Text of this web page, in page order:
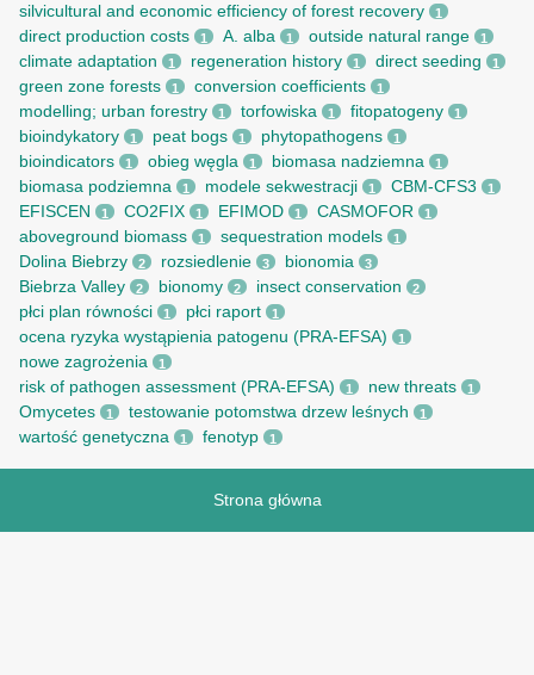
silvicultural and economic efficiency of forest recovery 1
direct production costs 1 A. alba 1 outside natural range 1
climate adaptation 1 regeneration history 1 direct seeding 1
green zone forests 1 conversion coefficients 1
modelling; urban forestry 1 torfowiska 1 fitopatogeny 1
bioindykatory 1 peat bogs 1 phytopathogens 1
bioindicators 1 obieg węgla 1 biomasa nadziemna 1
biomasa podziemna 1 modele sekwestracji 1 CBM-CFS3 1
EFISCEN 1 CO2FIX 1 EFIMOD 1 CASMOFOR 1
aboveground biomass 1 sequestration models 1
Dolina Biebrzy 2 rozsiedlenie 3 bionomia 3
Biebrza Valley 2 bionomy 2 insect conservation 2
płci plan równości 1 płci raport 1
ocena ryzyka wystąpienia patogenu (PRA-EFSA) 1
nowe zagrożenia 1
risk of pathogen assessment (PRA-EFSA) 1 new threats 1
Omycetes 1 testowanie potomstwa drzew leśnych 1
wartość genetyczna 1 fenotyp 1
Strona główna